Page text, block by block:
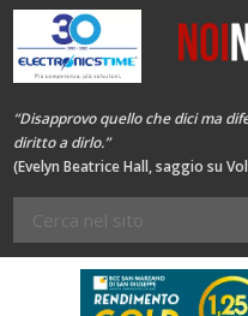
“Disapprovo quello che dici ma
diritto a dirlo.”
(Evelyn Beatrice Hall, saggio su